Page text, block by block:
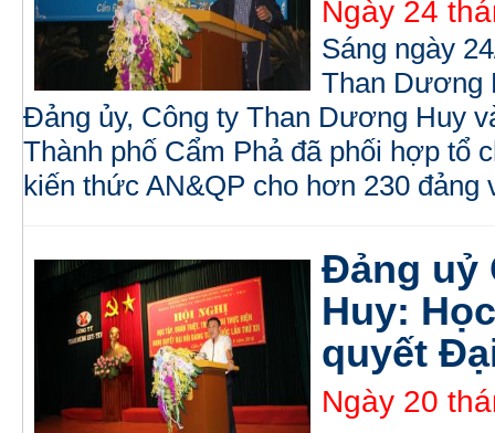
Ngày 24
Sáng ngày
Than Dương
Đảng ủy, Công ty Than Dương Huy
Thành phố Cẩm Phả đã phối hợp tổ
kiến thức AN&QP cho hơn 230 đảng
Đảng uỷ
Huy:
quyết
Ngày 20